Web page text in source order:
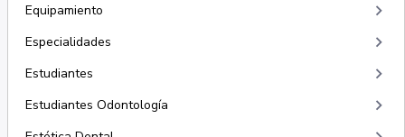
Equipamiento
keyboard_arrow_right
Especialidades keyboard_arrow_right
Estudiantes keyboard_arrow_right
Estudiantes Odontología keyboard_arrow_right